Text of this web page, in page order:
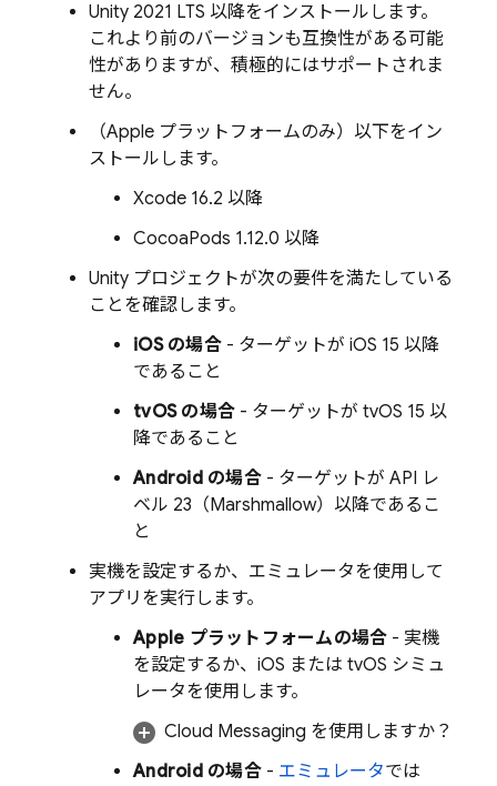
Unity 2021 LTS 以降をインストールします。
これより前のバージョンも互換性がある可能
性がありますが、積極的にはサポートされま
せん。
（Apple プラットフォームのみ）以下をイン
ストールします。
Xcode 16.2 以降
CocoaPods 1.12.0 以降
Unity プロジェクトが次の要件を満たしている
ことを確認します。
iOS の場合- ターゲットが iOS 15 以降
であること
tvOS の場合 - ターゲットが tvOS 15 以
降であること
Android の場合- ターゲットが API レ
ベル 23（Marshmallow）以降であるこ
と
実機を設定するか、エミュレータを使用して
アプリを実行します。
Apple プラットフォームの場合 - 実機
を設定するか、iOS または tvOS シミュ
レータを使用します。
Cloud Messaging を使用しますか？
Android の場合- エミュレータでは